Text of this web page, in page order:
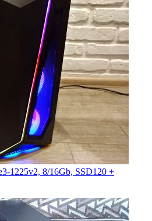
1225v2, 8/16Gb, SSD120 +